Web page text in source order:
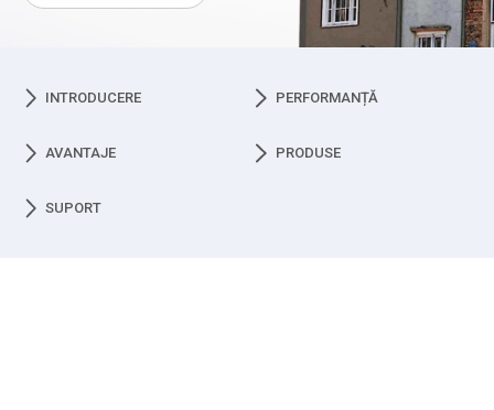
INTRODUCERE PERFORMANȚĂ
AVANTAJE PRODUSE
SUPORT